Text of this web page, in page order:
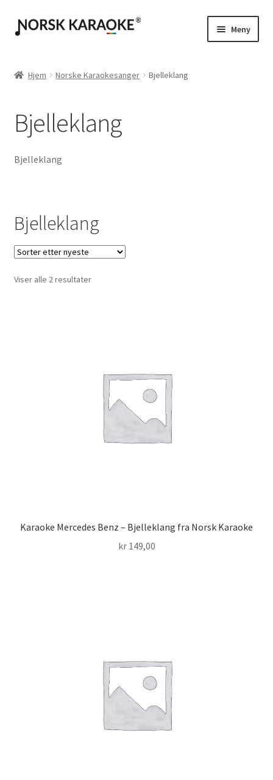
Hopp
til
Hopp
til
Meny
Hjem Norske Karaokesanger Bjelleklang
Bjelleklang
Bjelleklang
Bjelleklang
Viser alle 2 resultaterSortert
Karaoke Mercedes Benz – Bjelleklang fra Norsk Karaoke
kr149,00